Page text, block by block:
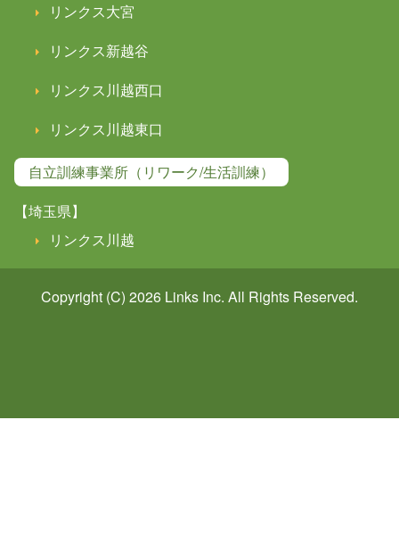
リンクス大宮
リンクス新越谷
リンクス川越西口
リンクス川越東口
自立訓練事業所（リワーク/生活訓練）
【埼玉県】
リンクス川越
Copyright (C) 2026 Links Inc. All Rights Reserved.